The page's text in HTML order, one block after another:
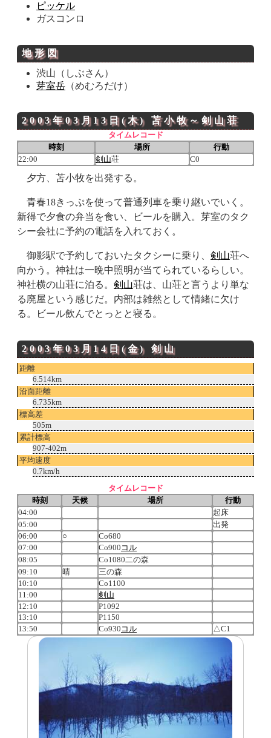
ピッケル
ガスコンロ
地形 図
渋山（しぶさん）
芽室岳 （めむろだけ）
2003年03月13日(木) 苫小牧～剣山荘
タイムレコード
時刻
場所
行動
22:00
剣山荘 C0
夕方、苫小牧を出発する。
青春18きっぷを使って普通列車を乗り継いでいく。
新得で夕食の弁当を食い、ビールを購入。芽室のタク
シー会社に予約の電話を入れておく。
御影駅で予約しておいたタクシーに乗り、 剣山荘へ
向かう。神社は一晩中照明が当てられているらしい。
神社横の山荘に泊る。 剣山荘は、山荘と言うより単な
る廃屋という感じだ。内部は雑然として情緒に欠け
る。ビール飲んでとっとと寝る。
2003年03月14日(金) 剣山
距離
6.514km
沿面距離
6.735km
標高差
505m
累計標高
907-402m
平均速度
0.7km/h
タイムレコード
時刻
天候 場所
行動
04:00
起床
05:00
出発
06:00
○
Co680
07:00
Co900 コル
08:05
Co1080二の森
09:10
晴
三の森
10:10
Co1100
11:00
剣山
12:10
P1092
13:10
P1150
13:50
Co930 コル △C1